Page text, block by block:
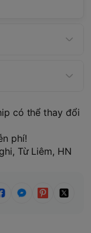
có thể thay đổi
phí!
Từ Liêm, HN